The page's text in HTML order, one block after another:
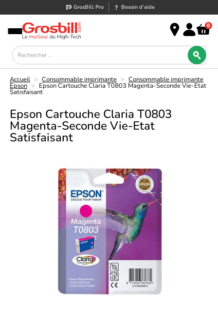
GrosBill Pro Besoin d’aide
0
Accueil > Consommable imprimante > Consommable imprimante
Epson > Epson Cartouche Claria T0803 Magenta-Seconde Vie-Etat
Satisfaisant
Epson Cartouche Claria T0803
Magenta-Seconde Vie-Etat
Satisfaisant